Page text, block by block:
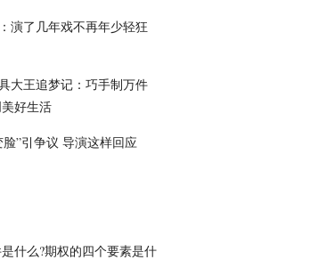
演了几年戏不再年少轻狂
大王追梦记：巧手制万件
好生活
脸”引争议 导演这样回应
什么?期权的四个要素是什